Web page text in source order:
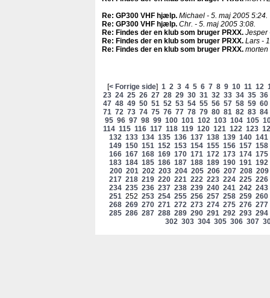
Re: GP300 VHF hjælp. Michael - 5. maj 2005 5:24.
Re: GP300 VHF hjælp. Chr. - 5. maj 2005 3:08.
Re: Findes der en klub som bruger PRXX. Jesper
Re: Findes der en klub som bruger PRXX. Lars -
Re: Findes der en klub som bruger PRXX. morten
[< Forrige side] 1 2 3 4 5 6 7 8 9 10 11 12
23 24 25 26 27 28 29 30 31 32 33 34 35 36
47 48 49 50 51 52 53 54 55 56 57 58 59 60
71 72 73 74 75 76 77 78 79 80 81 82 83 84
95 96 97 98 99 100 101 102 103 104 105
114 115 116 117 118 119 120 121 122 123
132 133 134 135 136 137 138 139 140 141
149 150 151 152 153 154 155 156 157 158
166 167 168 169 170 171 172 173 174 175
183 184 185 186 187 188 189 190 191 192
200 201 202 203 204 205 206 207 208 209
217 218 219 220 221 222 223 224 225 226
234 235 236 237 238 239 240 241 242 243
251 252 253 254 255 256 257 258 259 260
268 269 270 271 272 273 274 275 276 277
285 286 287 288 289 290 291 292 293 294
302 303 304 305 306 307